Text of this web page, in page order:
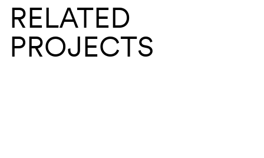
RELATED
PROJECTS